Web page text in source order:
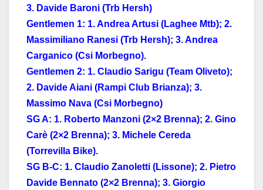
3. Davide Baroni (Trb Hersh)
Gentlemen 1: 1. Andrea Artusi (Laghee Mtb); 2.
Massimiliano Ranesi (Trb Hersh); 3. Andrea
Carganico (Csi Morbegno).
Gentlemen 2: 1. Claudio Sarigu (Team Oliveto);
2. Davide Aiani (Rampi Club Brianza); 3.
Massimo Nava (Csi Morbegno)
SG A: 1. Roberto Manzoni (2×2 Brenna); 2. Gino
Carè (2×2 Brenna); 3. Michele Cereda
(Torrevilla Bike).
SG B-C: 1. Claudio Zanoletti (Lissone); 2. Pietro
Davide Bennato (2×2 Brenna); 3. Giorgio